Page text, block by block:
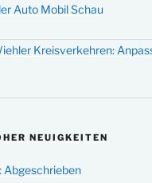
Auto Mobil Schau
Kreisverkehren:
NEUIGKEITEN
Abgeschrieben